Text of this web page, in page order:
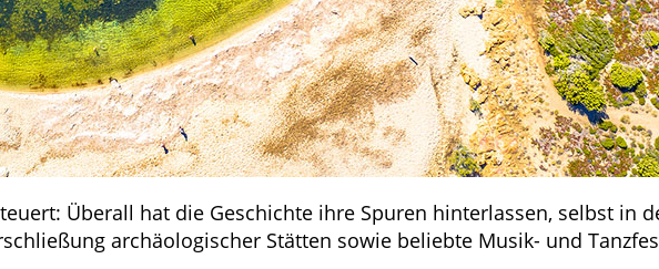
Überall hat die Geschichte ihre Spuren hinterlassen, selbst in
archäologischer Stätten sowie beliebte Musik- und